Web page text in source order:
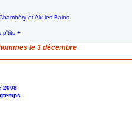
et Aix les Bains
p'tits +
le 3 décembre
2008